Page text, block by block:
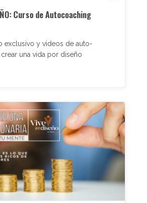
Curso de Autocoaching
exclusivo y videos de auto-
una vida por diseño